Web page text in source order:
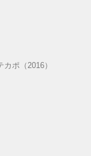
ポ（2016）